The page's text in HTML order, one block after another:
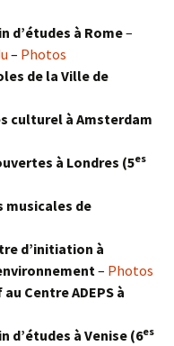
d’études à Rome–
– Photos
de la Ville de
culturel à Amsterdam
à Londres (5es
musicales de
d’initiation à
– Photos
Centre ADEPS à
d’études à Venise (6es